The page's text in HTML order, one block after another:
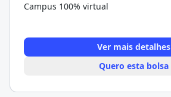
Campus 100% virtual
Ver mais detalhes
Quero esta bolsa